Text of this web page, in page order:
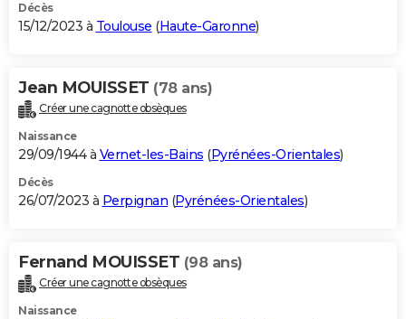
Décès
15/12/2023 à Toulouse (Haute-Garonne)
Jean MOUISSET (78 ans)
Créer une cagnotte obsèques
Naissance
29/09/1944 à Vernet-les-Bains (Pyrénées-Orientales)
Décès
26/07/2023 à Perpignan (Pyrénées-Orientales)
Fernand MOUISSET (98 ans)
Créer une cagnotte obsèques
Naissance